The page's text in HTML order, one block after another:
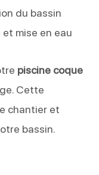
du bassin
mise en eau
piscine coque
Cette
chantier et
bassin.